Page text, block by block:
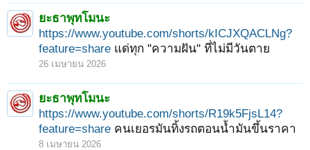
ยะธาพุทโมนะ
https://www.youtube.com/shorts/kICJXQACLNg?
feature=share แด่ทุก "ความฝัน" ที่ไม่มีวันตาย
26 เมษายน 2026
ยะธาพุทโมนะ
https://www.youtube.com/shorts/R19k5FjsL14?
feature=share คนเยอรมันทิ้งรถตอนน้ำมันขึ้นราคา
8 เมษายน 2026